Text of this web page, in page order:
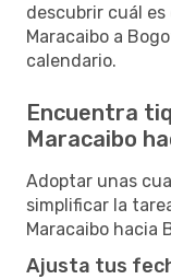
descubrir cuál
Maracaibo a
calendario.
Encuentra
Maracaibo
Adoptar unas
simplificar la
Maracaibo hacia
Ajusta tus